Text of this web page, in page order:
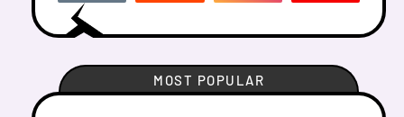
MOST POPULAR